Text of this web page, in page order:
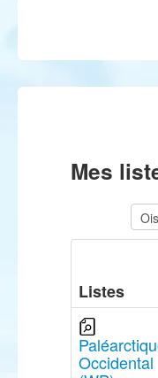
Mes
Listes
Occidental